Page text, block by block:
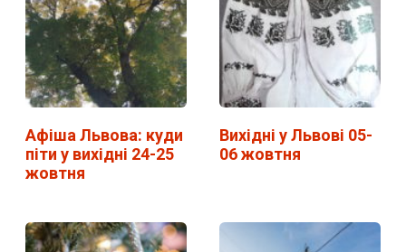
Афіша Львова: куди
піти у вихідні 24-25
жовтня
Вихідні у Львові 05-
06 жовтня